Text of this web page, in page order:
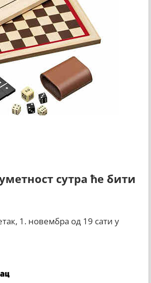
сутра ће бити
1. новембра од 19 сати у